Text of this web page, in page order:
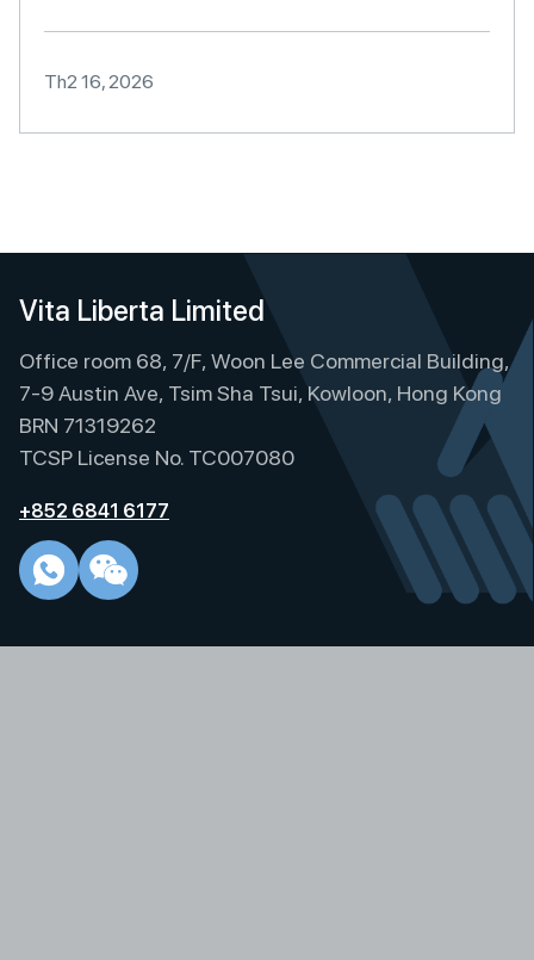
Th2 16, 2026
Vita Liberta Limited
Office room 68, 7/F, Woon Lee Commercial Building,
7-9 Austin Ave, Tsim Sha Tsui, Kowloon, Hong Kong
BRN 71319262
TCSP License No. TC007080
+852 6841 6177